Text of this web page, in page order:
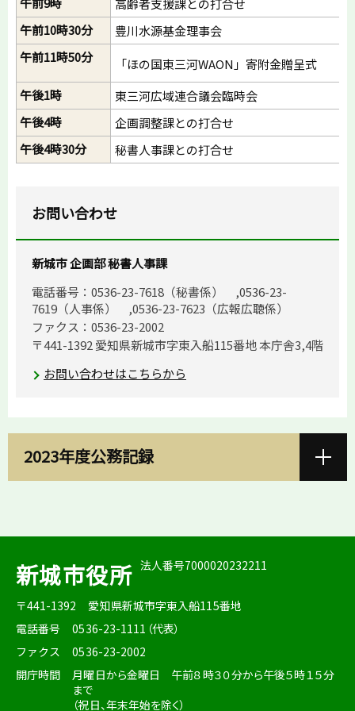
高齢者支援課との打合せ
午前10時30分
豊川水源基金理事会
午前11時50分
「ほの国東三河WAON」寄附金贈呈式
午後1時
東三河広域連合議会臨時会
午後4時
企画調整課との打合せ
午後4時30分
秘書人事課との打合せ
お問い合わせ
新城市 企画部 秘書人事課
電話番号：0536-23-7618（秘書係） ,0536-23-
7619（人事係） ,0536-23-7623（広報広聴係）
ファクス：0536-23-2002
〒441-1392 愛知県新城市字東入船115番地 本庁舎3,4階
お問い合わせはこちらから
2023年度公務記録
新城市役所 法人番号7000020232211
〒441-1392
愛知県新城市字東入船115番地
電話番号
0536-23-1111（代表）
ファクス
0536-23-2002
開庁時間
月曜日から金曜日 午前８時３０分から午後５時１５分
まで
（祝日、年末年始を除く）